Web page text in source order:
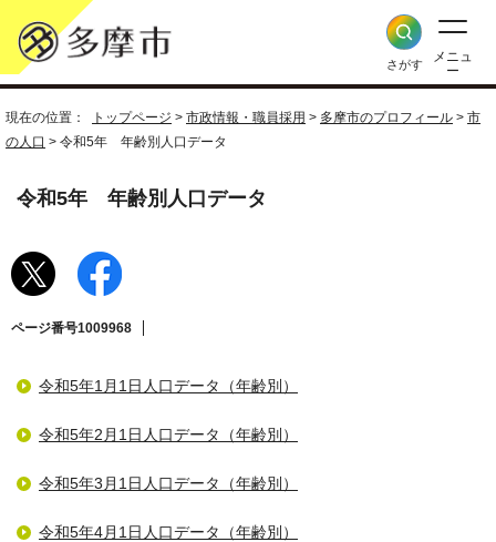
さがす
メニュ
ー
現在の位置： トップページ > 市政情報・職員採用 > 多摩市のプロフィール > 市
の人口 > 令和5年 年齢別人口データ
令和5年 年齢別人口データ
ページ番号1009968
令和5年1月1日人口データ（年齢別）
令和5年2月1日人口データ（年齢別）
令和5年3月1日人口データ（年齢別）
令和5年4月1日人口データ（年齢別）